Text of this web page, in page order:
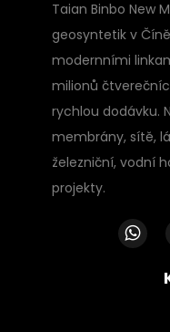
Taian Binbo New
geosyntetik v
modernními
milionů
rychlou dodávku.
membrány, sítě,
železniční, vodní
projekty.